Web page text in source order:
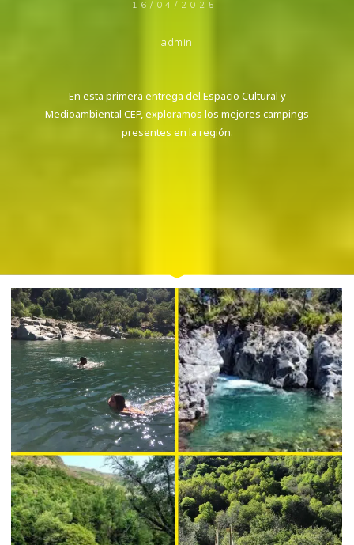
16/04/2025
admin
En esta primera entrega del Espacio Cultural y
Medioambiental CEP, exploramos los mejores campings
presentes en la región.